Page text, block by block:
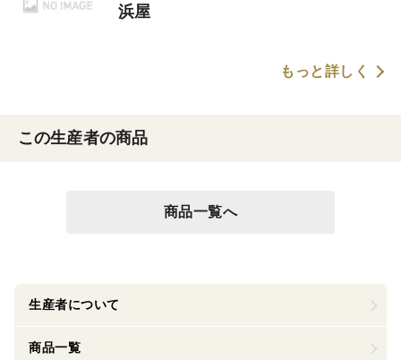
浜屋
もっと詳しく
この生産者の商品
商品一覧へ
生産者について
商品一覧